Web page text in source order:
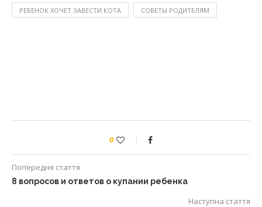
РЕБЕНОК ХОЧЕТ ЗАВЕСТИ КОТА СОВЕТЫ РОДИТЕЛЯМ
0
Попередня стаття
8 вопросов и ответов о купании ребенка
Наступна стаття